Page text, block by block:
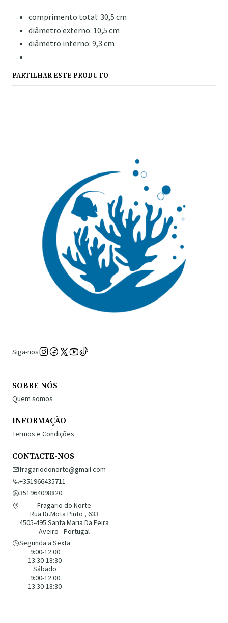
comprimento total: 30,5 cm
diâmetro externo: 10,5 cm
diâmetro interno: 9,3 cm
PARTILHAR ESTE PRODUTO
Siga-nos
SOBRE NÓS
Quem somos
INFORMAÇÃO
Termos e Condições
CONTACTE-NOS
fragariodonorte@gmail.com
+351966435711
351964098820
Fragario do Norte
Rua Dr.Mota Pinto , 633
4505-495 Santa Maria Da Feira
Aveiro - Portugal
Segunda a Sexta
9:00-12:00
13:30-18:30
Sábado
9:00-12:00
13:30-18:30